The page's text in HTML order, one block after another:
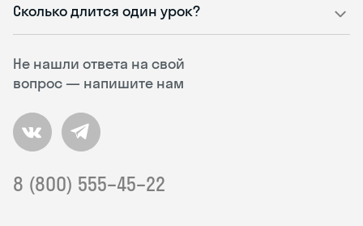
Не нашли ответа на свой
вопрос — напишите нам
8 (800) 555–45–22
Сколько длится один урок?